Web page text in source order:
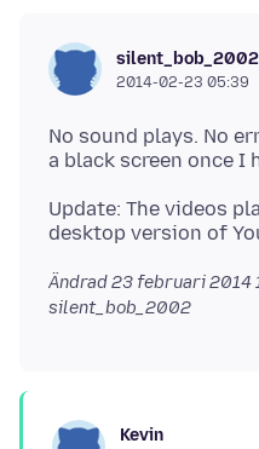
silent_bob_2002
2014-02-23 05:39
No sound plays. No
Update: The videos
Ändrad23 februari 2014
silent_bob_2002
Kevin